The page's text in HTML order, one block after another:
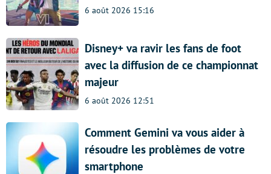
6 août 2026 15:16
Disney+ va ravir les fans de foot
avec la diffusion de ce championnat
majeur
6 août 2026 12:51
Comment Gemini va vous aider à
résoudre les problèmes de votre
smartphone